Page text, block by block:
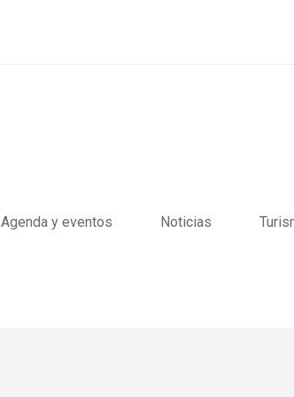
Agenda y eventos Noticias